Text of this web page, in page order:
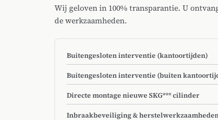
Wij geloven in 100% transparantie. U
de werkzaamheden.
Buitengesloten interventie (kantoortijden)
Buitengesloten interventie (buiten
Directe montage nieuwe SKG*** cilinder
Inbraakbeveiliging &